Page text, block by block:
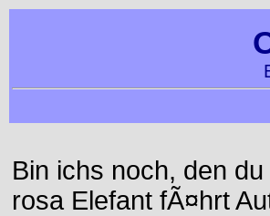
Bin ichs noch, den
rosa Elefant fÃ¤hrt